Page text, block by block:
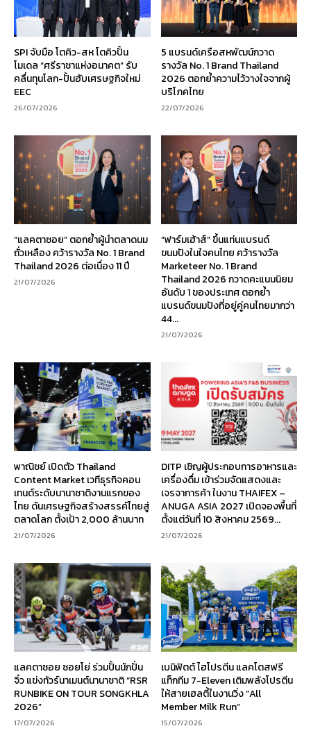
SPI จับมือ โตคิว-สห โตคิวปั้น
โมเดล “ศรีราชาแห่งอนาคต” รับ
คลื่นทุนโลก-ปั้นฮับเศรษฐกิจใหม่
EEC
26/07/2026
5 แบรนด์เครือสหพัฒน์กวาด
รางวัล No. 1 Brand Thailand
2026 ตอกย้ำความไว้วางใจจากผู้
บริโภคไทย
22/07/2026
“แลคตาซอย” ตอกย้ำผู้นำตลาดนม
ถั่วเหลือง คว้ารางวัล No. 1 Brand
Thailand 2026 ต่อเนื่อง 11 ปี
21/07/2026
“ฟาร์มเฮ้าส์” ขึ้นแท่นแบรนด์
ขนมปังในใจคนไทย คว้ารางวัล
Marketeer No. 1 Brand
Thailand 2026 กวาดคะแนนนิยม
อันดับ 1 ของประเทศ ตอกย้ำ
แบรนด์ขนมปังที่อยู่คู่คนไทยมากว่า
44...
21/07/2026
พาณิชย์ เปิดตัว Thailand
Content Market เวทีธุรกิจคอน
เทนต์ระดับนานาชาติงานแรกของ
ไทย ดันเศรษฐกิจสร้างสรรค์ไทยสู่
ตลาดโลก ตั้งเป้า 2,000 ล้านบาท
21/07/2026
DITP เชิญผู้ประกอบการอาหารและ
เครื่องดื่ม เข้าร่วมจัดแสดงและ
เจรจาการค้า ในงาน THAIFEX –
ANUGA ASIA 2027 เปิดจองพื้นที่
ตั้งแต่วันที่ 10 สิงหาคม 2569...
21/07/2026
แลคตาซอย ซอยโย่ ร่วมปั้นนักปั่น
จิ๋ว แข่งทัวร์นาเมนต์นานาชาติ “RSR
RUNBIKE ON TOUR SONGKHLA
2026”
17/07/2026
เบนิฟิตต์ ไฮโปรตีน แลคโตสฟรี
แท็กทีม 7-Eleven เติมพลังโปรตีน
ให้สายเฮลตี้ในงานวิ่ง “All
Member Milk Run”
15/07/2026